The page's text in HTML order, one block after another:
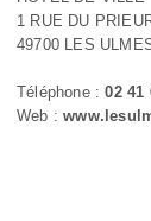
1 RUE DU
49700 LES
Téléphone :02 41
Web :